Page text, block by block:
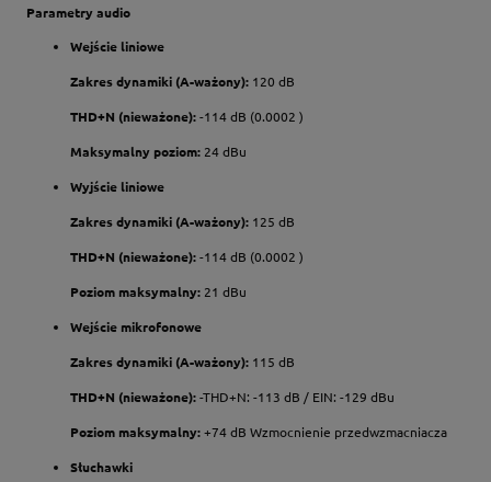
Parametry audio
Wejście liniowe
Zakres dynamiki (A-ważony): 120 dB
THD+N (nieważone):-114 dB (0.0002 )
Maksymalny poziom: 24 dBu
Wyjście liniowe
Zakres dynamiki (A-ważony): 125 dB
THD+N (nieważone):-114 dB (0.0002 )
Poziom maksymalny: 21 dBu
Wejście mikrofonowe
Zakres dynamiki (A-ważony): 115 dB
THD+N (nieważone):-THD+N: -113 dB / EIN: -129 dBu
Poziom maksymalny:+74 dB Wzmocnienie przedwzmacniacza
Słuchawki